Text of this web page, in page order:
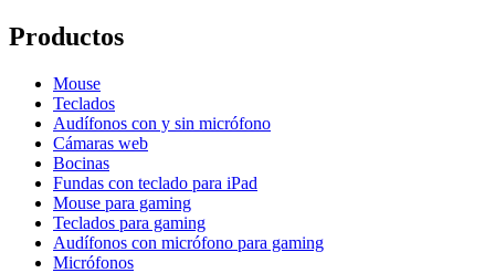
Productos
Mouse
Teclados
Audífonos con y sin micrófono
Cámaras web
Bocinas
Fundas con teclado para iPad
Mouse para gaming
Teclados para gaming
Audífonos con micrófono para gaming
Micrófonos